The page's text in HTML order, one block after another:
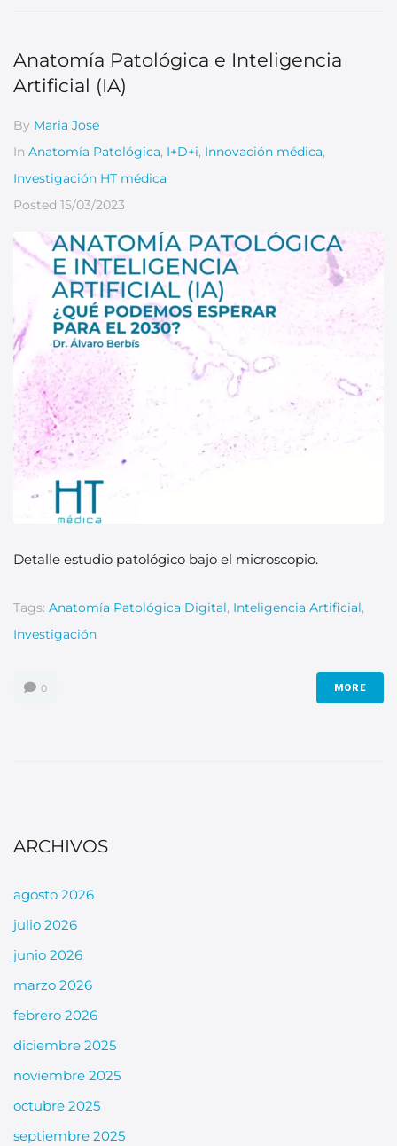
Anatomía Patológica e Inteligencia
Artificial (IA)
By Maria Jose
In Anatomía Patológica, I+D+i, Innovación médica,
Investigación HT médica
Posted 15/03/2023
Detalle estudio patológico bajo el microscopio.
Tags: Anatomía Patológica Digital, Inteligencia Artificial,
Investigación
0 MORE
ARCHIVOS
agosto 2026
julio 2026
junio 2026
marzo 2026
febrero 2026
diciembre 2025
noviembre 2025
octubre 2025
septiembre 2025